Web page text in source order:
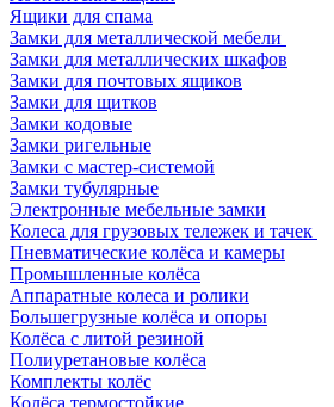
Ящики для спама
Замки для металлической мебели
Замки для металлических шкафов
Замки для почтовых ящиков
Замки для щитков
Замки кодовые
Замки ригельные
Замки с мастер-системой
Замки тубулярные
Электронные мебельные замки
Колеса для грузовых тележек и тачек
Пневматические колёса и камеры
Промышленные колёса
Аппаратные колеса и ролики
Большегрузные колёса и опоры
Колёса с литой резиной
Полиуретановые колёса
Комплекты колёс
Колёса термостойкие